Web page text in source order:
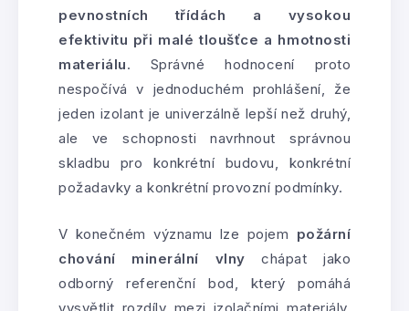
pevnostních třídách a vysokou
efektivitu při malé tloušťce a hmotnosti
materiálu. Správné hodnocení proto
nespočívá v jednoduchém prohlášení, že
jeden izolant je univerzálně lepší než druhý,
ale ve schopnosti navrhnout správnou
skladbu pro konkrétní budovu, konkrétní
požadavky a konkrétní provozní podmínky.
V konečném významu lze pojem požární
chování minerální vlny chápat jako
odborný referenční bod, který pomáhá